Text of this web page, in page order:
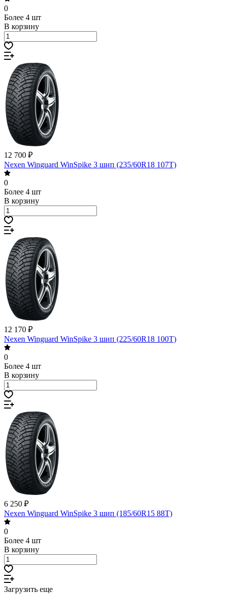
0
Более 4 шт
В корзину
12 700 ₽
Nexen Winguard WinSpike 3 шип (235/60R18 107T)
0
Более 4 шт
В корзину
12 170 ₽
Nexen Winguard WinSpike 3 шип (225/60R18 100T)
0
Более 4 шт
В корзину
6 250 ₽
Nexen Winguard WinSpike 3 шип (185/60R15 88T)
0
Более 4 шт
В корзину
Загрузить еще